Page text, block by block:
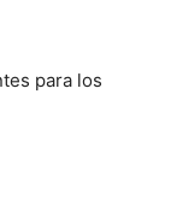
para los